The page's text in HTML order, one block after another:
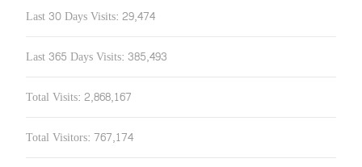
Last 30 Days Visits: 29,474
Last 365 Days Visits: 385,493
Total Visits: 2,868,167
Total Visitors: 767,174